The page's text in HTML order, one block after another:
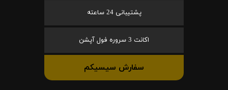
پشتیبانی 24 ساعته
اکانت 3 سروره فول آپشن
سفارش سیسیکم